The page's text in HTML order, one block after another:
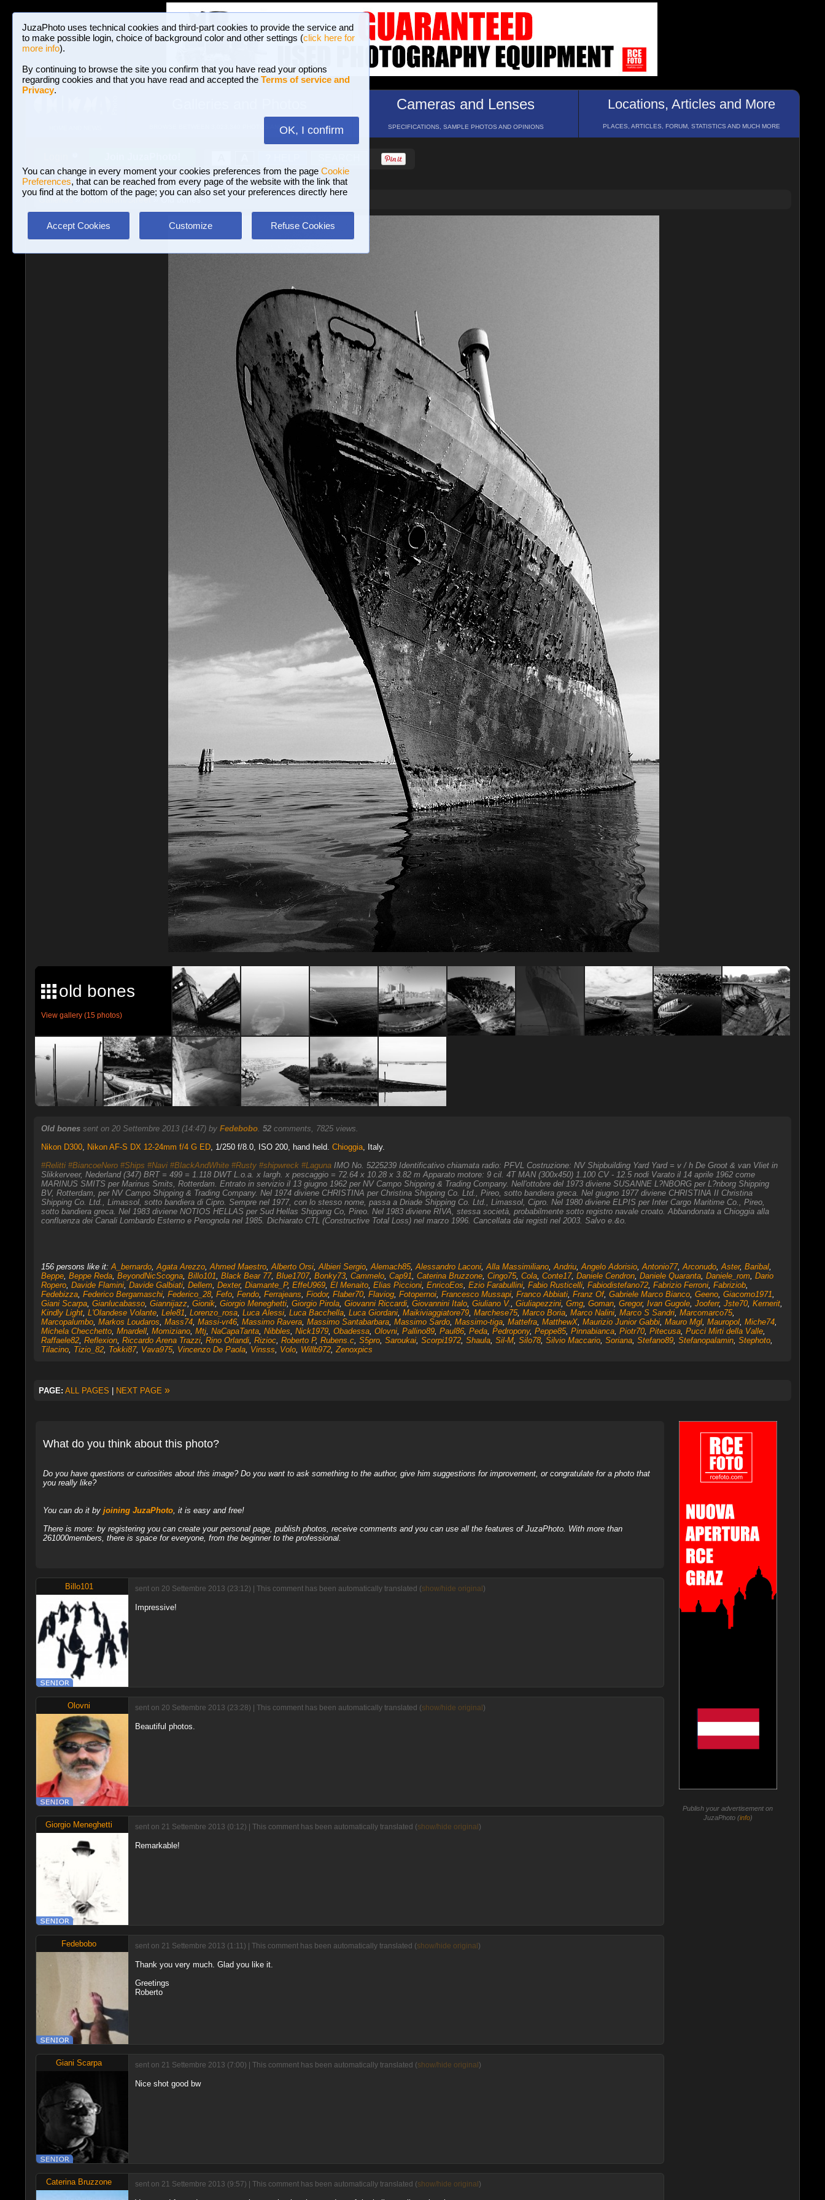
JuzaPhoto uses technical cookies and third-part cookies to provide the service and
to make possible login, choice of background color and other settings (click here for
more info).
By continuing to browse the site you confirm that you have read your options
regarding cookies and that you have read and accepted the Terms of service and
Privacy.
OK, I confirm
You can change in every moment your cookies preferences from the page Cookie
Preferences, that can be reached from every page of the website with the link that
you find at the bottom of the page; you can also set your preferences directly here
Accept Cookies Customize Refuse Cookies
BROWSE BETWEEN 3,023,340 PHOTOS AND 16 GALLERIES
Cameras and Lenses
SPECIFICATIONS, SAMPLE PHOTOS AND OPINIONS
Locations, Articles and More
PLACES, ARTICLES, FORUM, STATISTICS AND MUCH MORE
Journalism/Street » Old bones
old bones
View gallery (15 photos)
Old bones sent on 20 Settembre 2013 (14:47) by Fedebobo. 52comments, 7825 views.
Nikon D300, Nikon AF-S DX 12-24mm f/4 G ED, 1/250 f/8.0, ISO 200, hand held. Chioggia, Italy.
#Relitti #BiancoeNero #Ships #Navi #BlackAndWhite #Rusty #shipwreck #LagunaIMO No. 5225239 Identificativo chiamata radio: PFVL Costruzione: NV Shipbuilding Yard Yard = v / h De Groot & van Vliet in
Slikkerveer, Nederland (347) BRT = 499 = 1.118 DWT L.o.a. x largh. x pescaggio = 72.64 x 10.28 x 3.82 m Apparato motore: 9 cil. 4T MAN (300x450) 1.100 CV - 12.5 nodi Varato il 14 aprile 1962 come
MARINUS SMITS per Marinus Smits, Rotterdam. Entrato in servizio il 13 giugno 1962 per NV Campo Shipping & Trading Company. Nell'ottobre del 1973 diviene SUSANNE L?NBORG per L?nborg Shipping
BV, Rotterdam, per NV Campo Shipping & Trading Company. Nel 1974 diviene CHRISTINA per Christina Shipping Co. Ltd., Pireo, sotto bandiera greca. Nel giugno 1977 diviene CHRISTINA II Christina
Shipping Co. Ltd., Limassol, sotto bandiera di Cipro. Sempre nel 1977, con lo stesso nome, passa a Driade Shipping Co. Ltd., Limassol, Cipro. Nel 1980 diviene ELPIS per Inter Cargo Maritime Co., Pireo,
sotto bandiera greca. Nel 1983 diviene NOTIOS HELLAS per Sud Hellas Shipping Co, Pireo. Nel 1983 diviene RIVA, stessa società, probabilmente sotto registro navale croato. Abbandonata a Chioggia alla
confluenza dei Canali Lombardo Esterno e Perognola nel 1985. Dichiarato CTL (Constructive Total Loss) nel marzo 1996. Cancellata dai registi nel 2003. Salvo e.&o.
156 persons like it:A_bernardo,Agata Arezzo,Ahmed Maestro,Alberto Orsi,Albieri Sergio,Alemach85,Alessandro Laconi,Alla Massimiliano,Andriu,Angelo Adorisio,Antonio77,Arconudo,Aster, Baribal,
Beppe, Beppe Reda, BeyondNicScogna, Billo101, Black Bear 77, Blue1707, Bonky73, Cammelo, Cap91, Caterina Bruzzone, Cingo75, Cola, Conte17, Daniele Cendron, Daniele Quaranta, Daniele_rom, Dario
Ropero, Davide Flamini, Davide Galbiati, Dellem, Dexter, Diamante_P, EffeU969, El Menaito, Elias Piccioni, EnricoEos, Ezio Farabullini, Fabio Rusticelli, Fabiodistefano72, Fabrizio Ferroni, Fabriziob,
Fedebizza, Federico Bergamaschi, Federico_28, Fefo, Fendo, Ferrajeans, Fiodor, Flaber70, Flaviog, Fotopernoi, Francesco Mussapi, Franco Abbiati, Franz Of, Gabriele Marco Bianco, Geeno, Giacomo1971,
Giani Scarpa, Gianlucabasso, Giannijazz, Gionik, Giorgio Meneghetti, Giorgio Pirola, Giovanni Riccardi, Giovannini Italo, Giuliano V., Giuliapezzini, Gmg, Goman, Gregor, Ivan Gugole, Jooferr, Jste70, Kernerit,
Kindly Light, L'Olandese Volante, Lele81, Lorenzo_rosa, Luca Alessi, Luca Bacchella, Luca Giordani, Maikiviaggiatore79, Marchese75, Marco Boria, Marco Nalini, Marco S Sandri, Marcomarco75,
Marcopalumbo, Markos Loudaros, Mass74, Massi-vr46, Massimo Ravera, Massimo Santabarbara, Massimo Sardo, Massimo-tiga, Mattefra, MatthewX, Maurizio Junior Gabbi, Mauro Mgl, Mauropol, Miche74,
Michela Checchetto, Mnardell, Momiziano, Mtj, NaCapaTanta, Nibbles, Nick1979, Obadessa, Olovni, Pallino89, Paul86, Peda, Pedropony, Peppe85, Pinnabianca, Piotr70, Pitecusa, Pucci Mirti della Valle,
Raffaele82, Reflexion, Riccardo Arena Trazzi, Rino Orlandi, Rizioc, Roberto P, Rubens.c, S5pro, Saroukai, Scorpi1972, Shaula, Sil-M, Silo78, Silvio Maccario, Soriana, Stefano89, Stefanopalamin, Stephoto,
Tilacino, Tizio_82, Tokki87, Vava975, Vincenzo De Paola, Vinsss, Volo, Willb972,Zenoxpics
PAGE: ALL PAGES NEXT PAGE »
What do you think about this photo?
Do you have questions or curiosities about this image? Do you want to ask something to the author, give him suggestions for improvement, or congratulate for a photo that
you really like?
You can do it by joining JuzaPhoto, it is easy and free!
There is more: by registering you can create your personal page, publish photos, receive comments and you can use all the features of JuzaPhoto. With more than
261000members, there is space for everyone, from the beginner to the professional.
Billo101 sent on 20 Settembre 2013 (23:12) | This comment has been automatically translated (show/hide original )
Impressive!
Olovni sent on 20 Settembre 2013 (23:28) | This comment has been automatically translated (show/hide original )
Beautiful photos.
Giorgio Meneghetti sent on 21 Settembre 2013 (0:12) | This comment has been automatically translated (show/hide original )
Remarkable!
Fedebobo sent on 21 Settembre 2013 (1:11) | This comment has been automatically translated (show/hide original )
Thank you very much. Glad you like it.
Greetings
Roberto
Giani Scarpa sent on 21 Settembre 2013 (7:00) | This comment has been automatically translated (show/hide original )
Nice shot good bw
Caterina Bruzzone sent on 21 Settembre 2013 (9:57) | This comment has been automatically translated (show/hide original )
Publish your advertisement on
JuzaPhoto (info)